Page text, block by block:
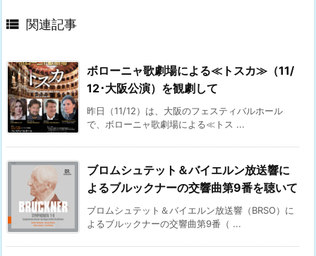
 関連記事
ボローニャ歌劇場による≪トスカ≫（11/
12･大阪公演）を観劇して
昨日（11/12）は、大阪のフェスティバルホール
で、ボローニャ歌劇場による≪トス ...
ブロムシュテット＆バイエルン放送響に
よるブルックナーの交響曲第9番を聴いて
ブロムシュテット＆バイエルン放送響（BRSO）に
よるブルックナーの交響曲第9番（ ...